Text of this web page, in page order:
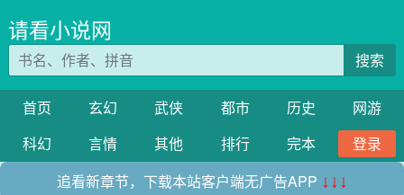
请看小说网
搜索
首页 玄幻 武侠 都市 历史
网游
科幻
言情 其他 排行 完本
登录
追看新章节，下载本站客户端无广告APP ↓↓↓